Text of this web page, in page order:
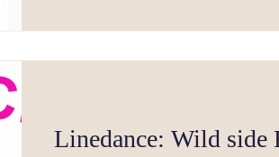
Linedance: Wild side